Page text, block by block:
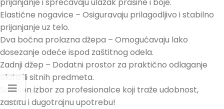
prijanjanje i sprečavaju ulazak prašine i boje.
Elastične nogavice – Osiguravaju prilagodljivo i stabilno
prijanjanje uz telo.
Dva bočna prolazna džepa – Omogućavaju lako
dosezanje odeće ispod zaštitnog odela.
Zadnji džep – Dodatni prostor za praktično odlaganje
alata ili sitnih predmeta.
Savršen izbor za profesionalce koji traže udobnost,
zaštitu i dugotrajnu upotrebu!